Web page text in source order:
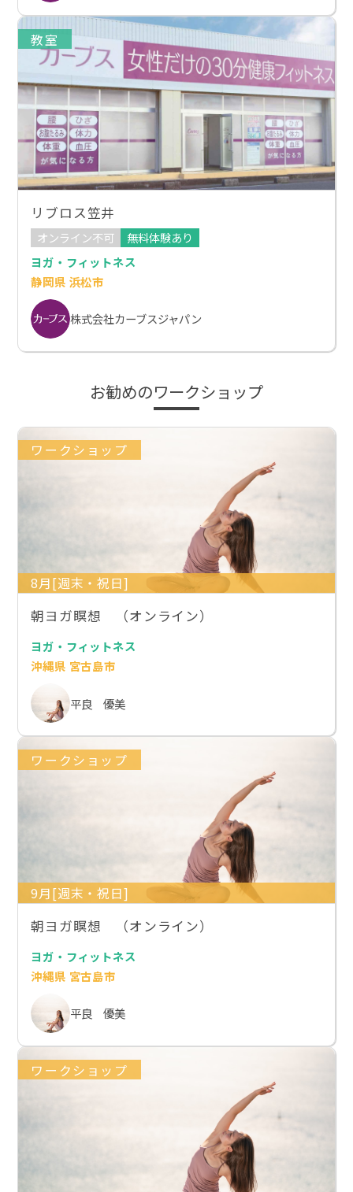
教室
リブロス笠井
オンライン不可
無料体験あり
ヨガ・フィットネス
静岡県 浜松市
株式会社カーブスジャパン
お勧めのワークショップ
ワークショップ
8月[週末・祝日]
朝ヨガ瞑想 （オンライン）
ヨガ・フィットネス
沖縄県 宮古島市
平良 優美
ワークショップ
9月[週末・祝日]
朝ヨガ瞑想 （オンライン）
ヨガ・フィットネス
沖縄県 宮古島市
平良 優美
ワークショップ